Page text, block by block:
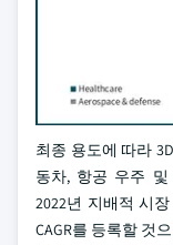
최종 용도에 따라
동차, 항공 우주
2022년 지배적 시
CAGR를 등록할 것